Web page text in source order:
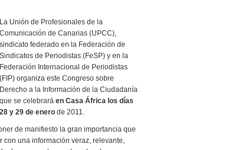
La Unión de Profesionales de la
Comunicación de Canarias (UPCC),
sindicato federado en la Federación de
Sindicatos de Periodistas (FeSP) y en la
Federación Internacional de Periodistas
(FIP) organiza este Congreso sobre
Derecho a la Información de la Ciudadanía
que se celebrará en Casa África los días
28 y 29 de enero de 2011.
de manifiesto la gran importancia que
con una información veraz, relevante,